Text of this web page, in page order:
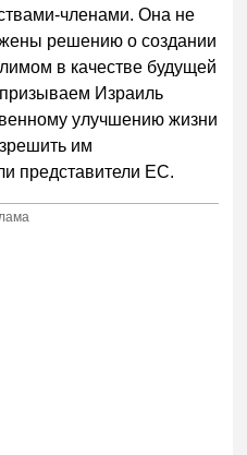
членами. Она не
решению о создании
в качестве будущей
Израиль
улучшению жизни
им
представители ЕС.